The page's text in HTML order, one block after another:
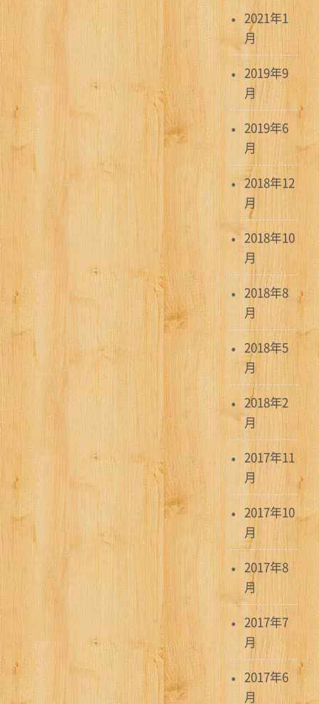
2021年1
月
2019年9
月
2019年6
月
2018年12
月
2018年10
月
2018年8
月
2018年5
月
2018年2
月
2017年11
月
2017年10
月
2017年8
月
2017年7
月
2017年6
月